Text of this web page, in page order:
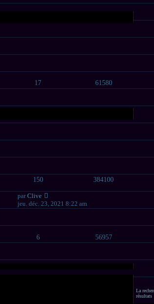
17 61580
150 384100
parClive
jeu. déc. 23, 2021 8:22 am
6 56957
La
résultats